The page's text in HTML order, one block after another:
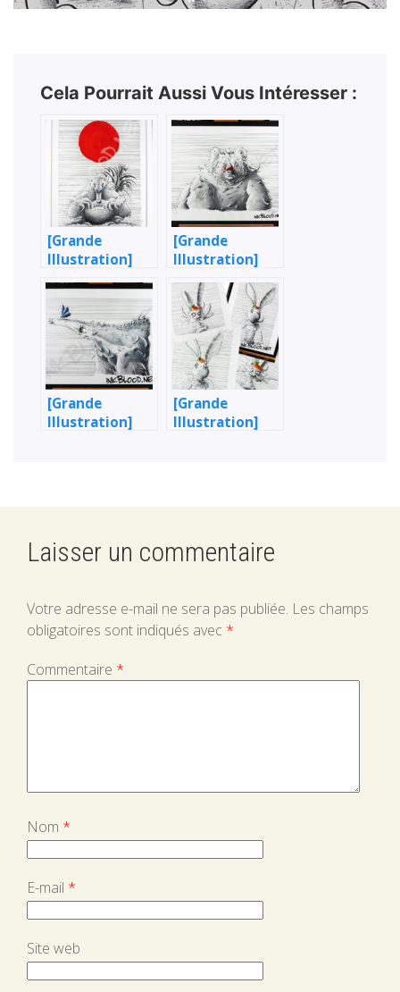
Cela Pourrait Aussi Vous Intéresser :
[Grande
Illustration]
Tamanoir
Connexion
[Grande
Illustration]
L’Ours & le
poisson rouge
[Grande
Illustration]
[Grande
Illustration]
Laisser un commentaire
Votre adresse e-mail ne sera pas publiée. Les champs
obligatoires sont indiqués avec *
Commentaire *
Nom *
E-mail *
Site web